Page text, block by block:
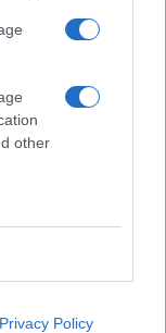
other
Privacy Policy
kitten heels: